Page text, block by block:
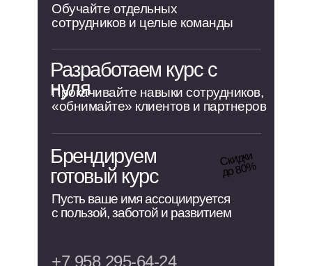
Этот курс получился волшебным
Спасибо всем кто трудился над
ним!❤️»
Обучайте отдельных
сотрудников и целые команды
Скидки
до 80
%
Разработаем курс с
нуля
Брендируем
готовый курс
Прокачивайте навыки сотрудников,
«обнимайте» клиентов и партнеров
Пусть ваше имя ассоциируется
с пользой, заботой и развитием
+7 958 295-64-24